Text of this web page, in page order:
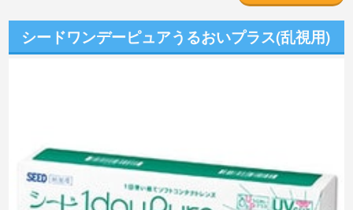
シードワンデーピュアうるおいプラス(乱視用)